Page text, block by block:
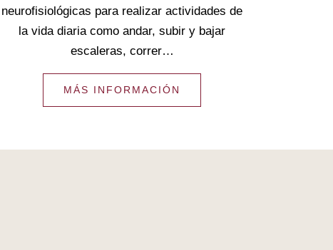
neurofisiológicas para realizar actividades de
la vida diaria como andar, subir y bajar
escaleras, correr…
MÁS INFORMACIÓN